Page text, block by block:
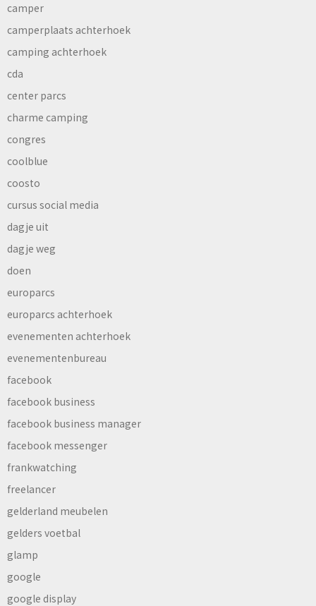
camper
camperplaats achterhoek
camping achterhoek
cda
center parcs
charme camping
congres
coolblue
coosto
cursus social media
dagje uit
dagje weg
doen
europarcs
europarcs achterhoek
evenementen achterhoek
evenementenbureau
facebook
facebook business
facebook business manager
facebook messenger
frankwatching
freelancer
gelderland meubelen
gelders voetbal
glamp
google
google display